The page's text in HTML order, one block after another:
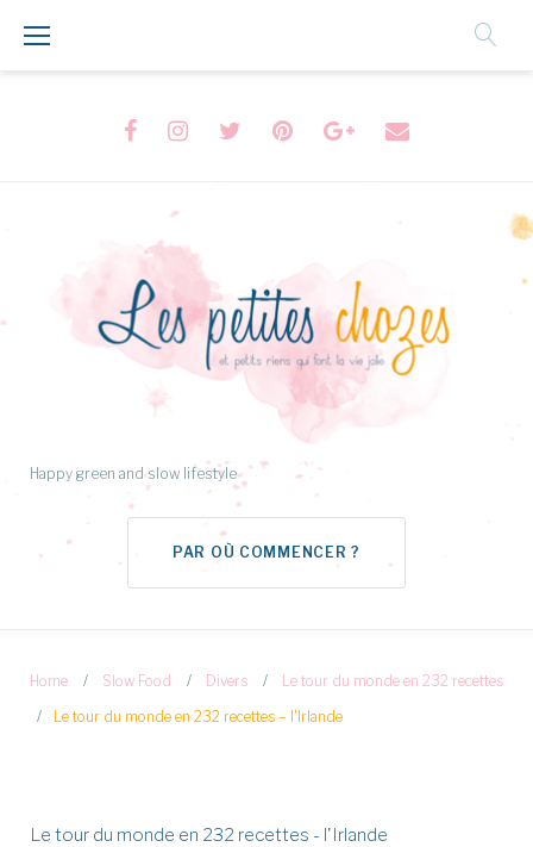
Happy green and slow lifestyle
PAR OÙ COMMENCER ?
Home / Slow Food / Divers /
Le tour du monde en 232 recettes
/
Le tour du monde en 232 recettes – l'Irlande
Le tour du monde en 232 recettes - l'Irlande